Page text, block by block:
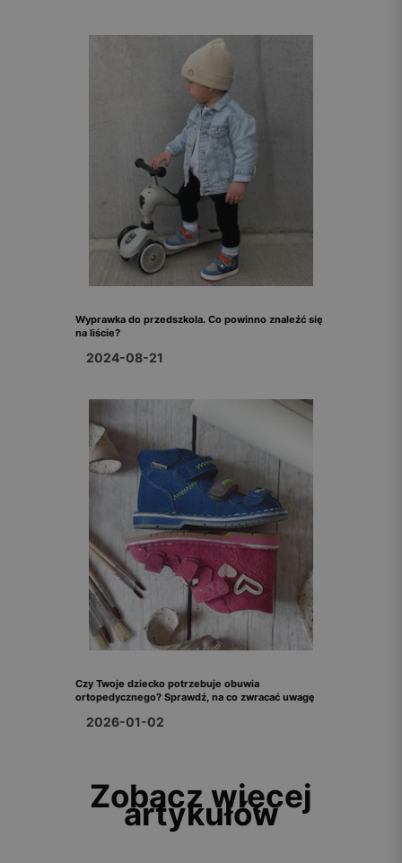
Wyprawka do przedszkola. Co powinno znaleźć się
na liście?
2024-08-21
Czy Twoje dziecko potrzebuje obuwia
ortopedycznego? Sprawdź, na co zwracać uwagę
2026-01-02
Zobacz więcej
artykułów